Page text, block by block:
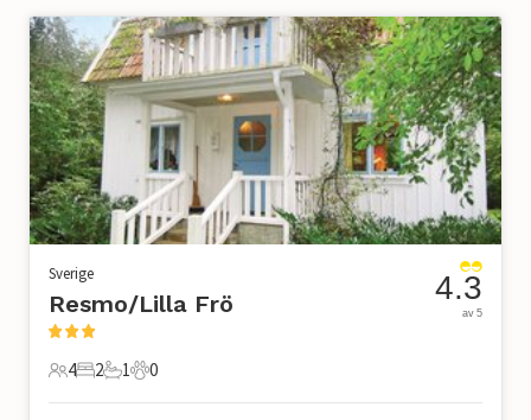
Sverige
Resmo/Lilla Frö
4 Gäster
4
2 Sovrum
2
1 Badrum
1
0 Husdjur
0
4.3
av 5